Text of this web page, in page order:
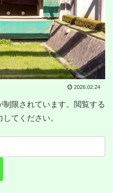
2026.02.24
限されています。閲覧する
てください。